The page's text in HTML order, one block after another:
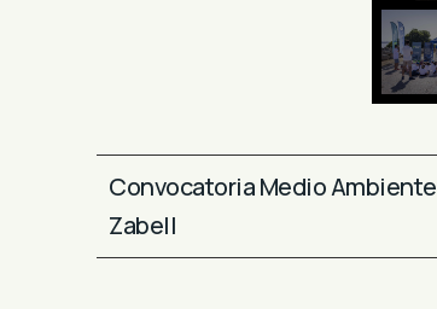
Convocatoria Medio Ambiente
Zabell